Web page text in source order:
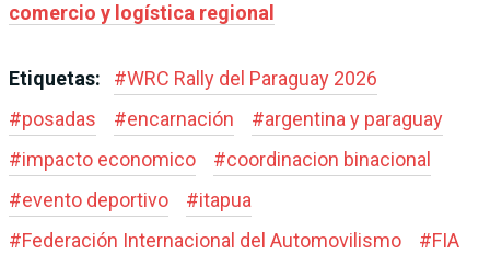
comercio y logística regional
Etiquetas: #WRC Rally del Paraguay 2026
#posadas #encarnación #argentina y paraguay
#impacto economico #coordinacion binacional
#evento deportivo #itapua
#Federación Internacional del Automovilismo #FIA